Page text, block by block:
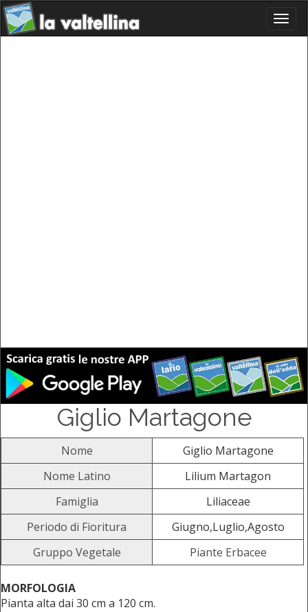
Giglio Martagone
Nome
Giglio Martagone
Nome Latino
Lilium Martagon
Famiglia
Liliaceae
Periodo di Fioritura
Giugno,Luglio,Agosto
Gruppo Vegetale
Piante Erbacee
MORFOLOGIA
Pianta alta dai 30 cm a 120 cm.